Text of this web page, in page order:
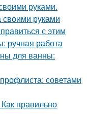
руками.
своими руками
с этим
ручная работа
для ванны:
советами
правильно